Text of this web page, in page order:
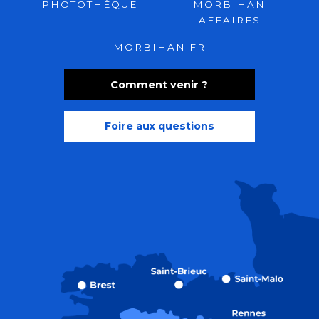
Comment venir ?
Foire aux questions
PHOTOTHÈQUE
MORBIHAN
AFFAIRES
MORBIHAN.FR